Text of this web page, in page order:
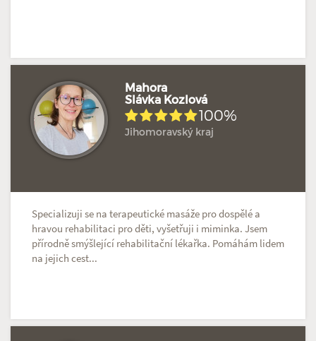
Mahora
Slávka Kozlová
100%
Jihomoravský kraj
Specializuji se na terapeutické masáže pro dospělé a
hravou rehabilitaci pro děti, vyšetřuji i miminka. Jsem
přírodně smýšlející rehabilitační lékařka. Pomáhám lidem
na jejich cest...
Hodnoceno: 4× Profil terapeuta